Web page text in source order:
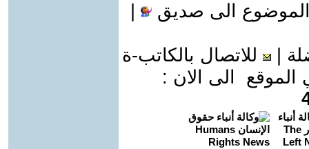
الى صديق
للاتصال بالكاتب-ة
الى الان :